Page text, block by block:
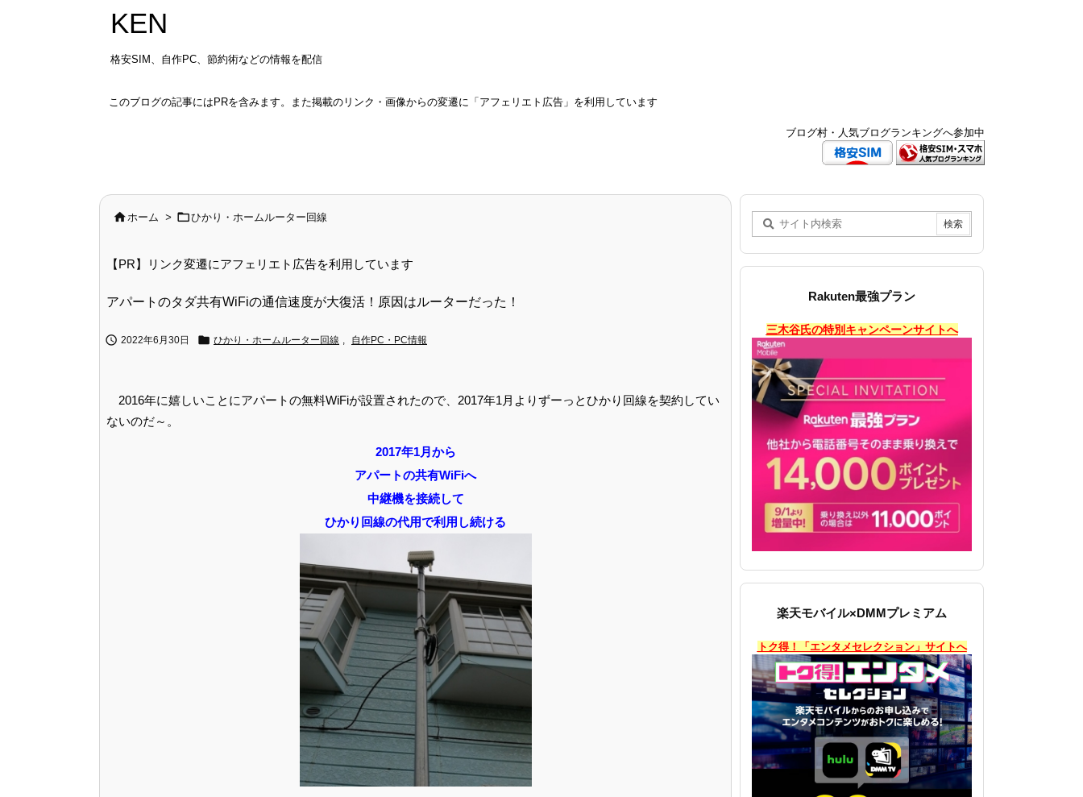
KEN
格安SIM、自作PC、節約術などの情報を配信
このブログの記事にはPRを含みます。また掲載のリンク・画像からの変遷に「アフェリエト広告」を利用しています
ブログ村・人気ブログランキングへ参加中
 ホーム > ひかり・ホームルーター回線
【PR】リンク変遷にアフェリエト広告を利用しています
アパートのタダ共有WiFiの通信速度が大復活！原因はルーターだった！
 2022年6月30日  ひかり・ホームルーター回線 自作PC・PC情報
2016年に嬉しいことにアパートの無料WiFiが設置されたので、2017年1月よりずーっとひかり回線を契約してい
ないのだ～。
2017年1月から
アパートの共有WiFiへ
中継機を接続して
ひかり回線の代用で利用し続ける
Rakuten最強プラン
三木谷氏の特別キャンペーンサイトへ
楽天モバイル×DMMプレミアム
トク得！「エンタメセレクション」サイトへ